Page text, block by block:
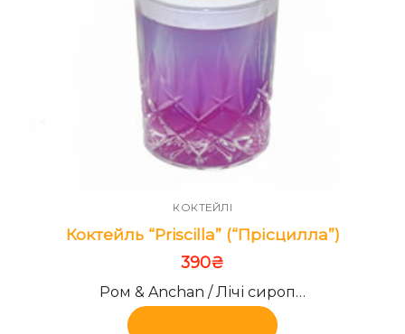
КОКТЕЙЛІ
Коктейль “Priscilla” (“Прісцилла”)
390₴
Ром & Anchan / Лічі сироп…